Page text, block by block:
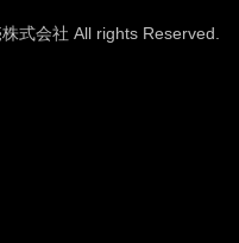
式会社 All rights Reserved.